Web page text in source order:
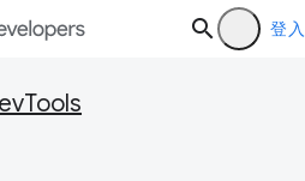
登入